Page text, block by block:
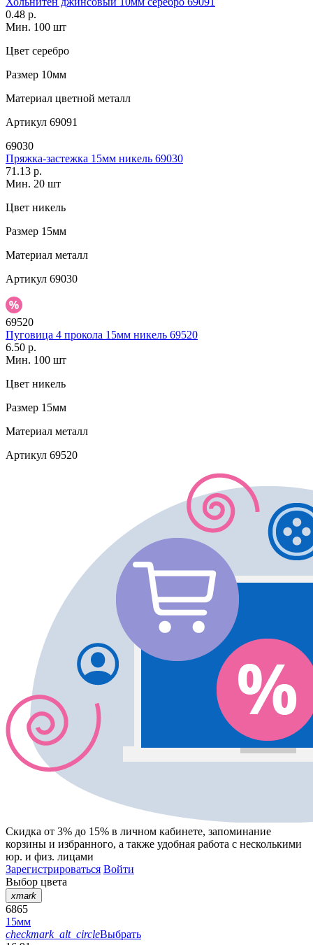
0.48 р.
Мин. 100 шт
Цвет серебро
Размер 10мм
Материал цветной металл
Артикул 69091
69030
Пряжка-застежка 15мм никель 69030
71.13 р.
Мин. 20 шт
Цвет никель
Размер 15мм
Материал металл
Артикул 69030
69520
Пуговица 4 прокола 15мм никель 69520
6.50 р.
Мин. 100 шт
Цвет никель
Размер 15мм
Материал металл
Артикул 69520
Скидка от 3% до 15% в личном кабинете, запоминание
корзины и избранного, а также удобная работа с несколькими
юр. и физ. лицами
Зарегистрироваться Войти
Выбор цвета
xmark
6865
15мм
checkmark_alt_circleВыбрать